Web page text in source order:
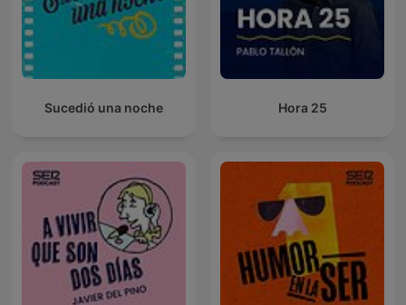
Sucedió una noche Hora 25